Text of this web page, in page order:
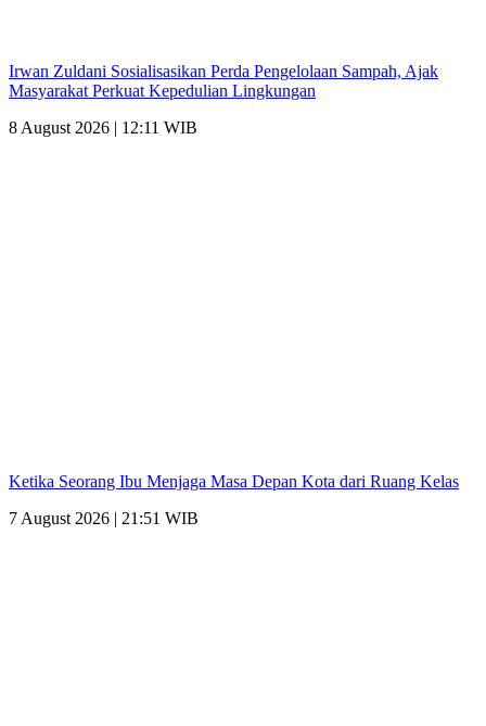
Irwan Zuldani Sosialisasikan Perda Pengelolaan Sampah, Ajak
Masyarakat Perkuat Kepedulian Lingkungan
8 August 2026 | 12:11 WIB
Ketika Seorang Ibu Menjaga Masa Depan Kota dari Ruang Kelas
7 August 2026 | 21:51 WIB